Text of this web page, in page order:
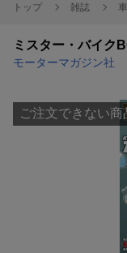
トップ 雑誌
ミスター・バイク
モーターマガジン社
ご注文できない商